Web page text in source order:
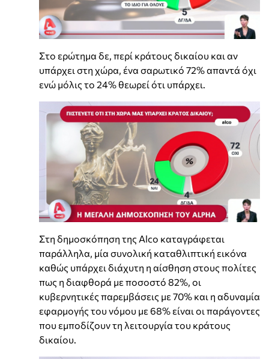
Στο ερώτημα δε, περί κράτους δικαίου και αν
υπάρχει στη χώρα, ένα σαρωτικό 72% απαντά όχι
ενώ μόλις το 24% θεωρεί ότι υπάρχει.
Στη δημοσκόπηση της Alco καταγράφεται
παράλληλα, μία συνολική καταθλιπτική εικόνα
καθώς υπάρχει διάχυτη η αίσθηση στους πολίτες
πως η διαφθορά με ποσοστό 82%, οι
κυβερνητικές παρεμβάσεις με 70% και η αδυναμία
εφαρμογής του νόμου με 68% είναι οι παράγοντες
που εμποδίζουν τη λειτουργία του κράτους
δικαίου.